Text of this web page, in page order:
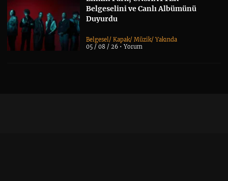
Belgeselini ve Canlı Albümünü
Duyurdu
Belgesel/Kapak/Müzik/Yakında
05 / 08 / 26 •Yorum